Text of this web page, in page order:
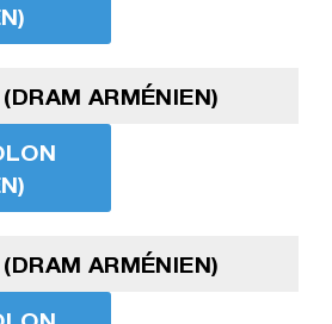
ARMÉNIEN)
ARMÉNIEN)